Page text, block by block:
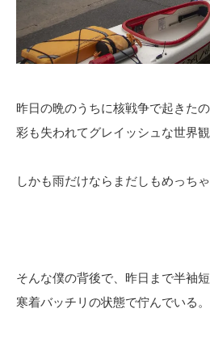
昨日の晩のうちに核戦争で起きた
彩も失われてグレイッシュな世界観
しかも雨だけならまだしもめっちゃ
そんな僕の背後で、昨日まで半袖
寒着バッチリの状態で佇んでいる。